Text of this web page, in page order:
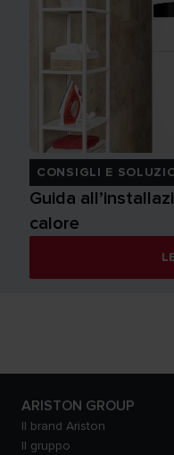
CONSIGLI E
Guida
calore
ARISTON GROUP
Il brand Ariston
Il gruppo